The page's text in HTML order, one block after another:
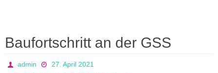
Baufortschritt an der GSS
admin
27. April 2021